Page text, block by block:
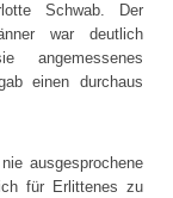
Schwab. Der
war deutlich
einen durchaus
ausgesprochene
für Erlittenes zu